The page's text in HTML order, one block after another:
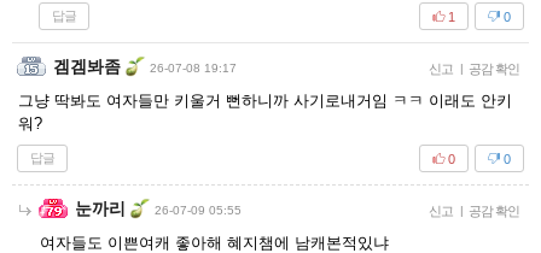
답글 0
1
겜겜봐좀 26-07-08 19:17 신고 | 공감 확인
그냥 딱봐도 여자들만 키울거 뻔하니까 사기로내거임 ㅋㅋ 이래도 안키
워?
답글 0
0
눈까리 26-07-09 05:55 신고 | 공감 확인
여자들도 이쁜여캐 좋아해 혜지챔에 남캐본적있냐